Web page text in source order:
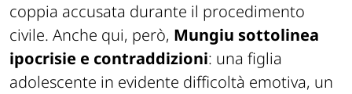
coppia accusata durante il procedimento
civile. Anche qui, però, Mungiu sottolinea
ipocrisie e contraddizioni: una figlia
adolescente in evidente difficoltà emotiva, un